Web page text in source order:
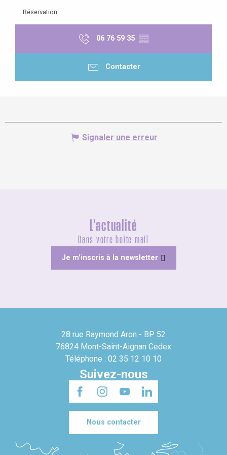
Réservation
06 76 59 35 ▒▒
Contacter
Signaler une erreur
L'actualité
Dans votre boîte mail
Je m'inscris à la newsletter
28 rue Raymond Aron - BP 52
76824 Mont-Saint-Aignan Cedex
Téléphone : 02 35 12 10 10
Suivez-nous
Nous contacter